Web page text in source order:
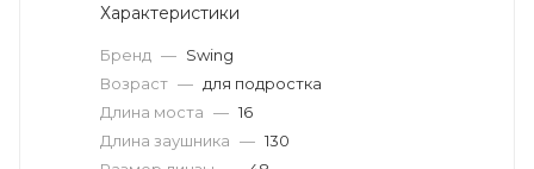
Характеристики
Бренд — Swing
Возраст — для подростка
Длина моста — 16
Длина заушника — 130